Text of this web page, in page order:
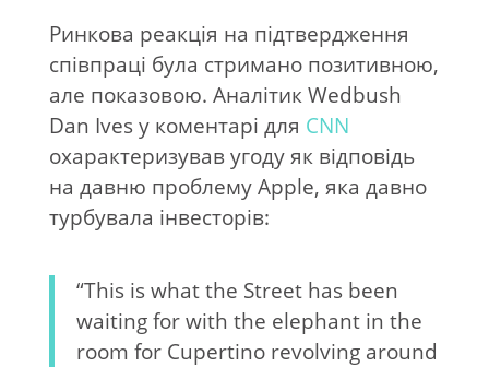
Ринкова реакція на підтвердження
співпраці була стримано позитивною,
але показовою. Аналітик Wedbush
Dan Ivesу коментарі для CNN
охарактеризував угоду як відповідь
на давню проблему Apple, яка давно
турбувала інвесторів:
“This is what the Street has been
waiting for with the elephant in the
room for Cupertino revolving around